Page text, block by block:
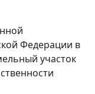
Федерации в
участок